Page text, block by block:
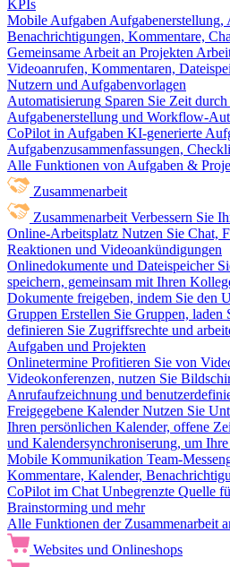
KPIs
Mobile Aufgaben Aufgabenerstellung,
Benachrichtigungen, Kommentare,
Gemeinsame Arbeit an Projekten
Videoanrufen, Kommentaren,
Nutzern und Aufgabenvorlagen
Automatisierung Sparen Sie Zeit
Aufgabenerstellung und Workflow-
CoPilot in Aufgaben KI-generierte
Aufgabenzusammenfassungen,
Alle Funktionen von Aufgaben &
Zusammenarbeit
Zusammenarbeit Verbessern Sie
Online-Arbeitsplatz Nutzen Sie Chat,
Reaktionen und Videoankündigungen
Onlinedokumente und Dateispeicher
speichern, gemeinsam mit Ihren
Dokumente freigeben, indem Sie den
Gruppen Erstellen Sie Gruppen, laden
definieren Sie Zugriffsrechte und
Aufgaben und Projekten
Onlinetermine Profitieren Sie von
Videokonferenzen, nutzen Sie
Anrufaufzeichnung und
Freigegebene Kalender Nutzen Sie
Ihren persönlichen Kalender, offene
und Kalendersynchroniserung, um
Mobile Kommunikation Team-
Kommentare, Kalender,
CoPilot im Chat Unbegrenzte Quelle
Brainstorming und mehr
Alle Funktionen der Zusammenarbeit
Websites und Onlineshops